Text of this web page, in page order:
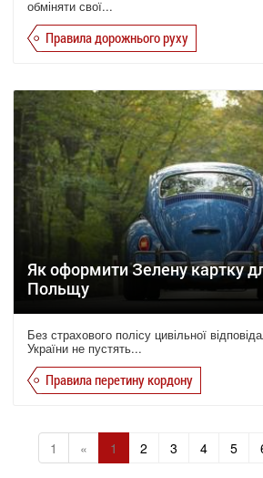
обміняти свої...
Правила дорожнього руху
Як оформити Зелену картку
Польщу
Без страхового полісу цивільної
України не пустять...
Правила перетину кордону
1 « 1 2 3 4 5